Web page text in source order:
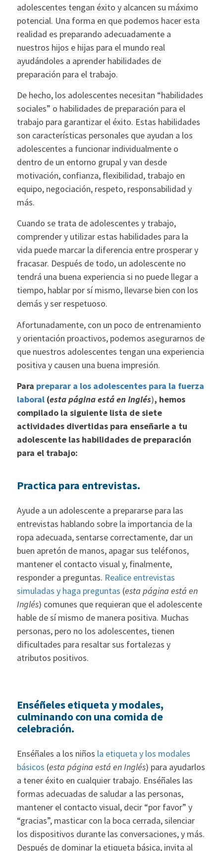
adolescentes tengan éxito y alcancen su máximo
potencial. Una forma en que podemos hacer esta
realidad es preparando adecuadamente a
nuestros hijos e hijas para el mundo real
ayudándoles a aprender habilidades de
preparación para el trabajo.
De hecho, los adolescentes necesitan “habilidades
sociales” o habilidades de preparación para el
trabajo para garantizar el éxito. Estas habilidades
son características personales que ayudan a los
adolescentes a funcionar individualmente o
dentro de un entorno grupal y van desde
motivación, confianza, flexibilidad, trabajo en
equipo, negociación, respeto, responsabilidad y
más.
Cuando se trata de adolescentes y trabajo,
comprender y utilizar estas habilidades para la
vida puede marcar la diferencia entre prosperar y
fracasar. Después de todo, un adolescente no
tendrá una buena experiencia si no puede llegar a
tiempo, hablar por sí mismo, llevarse bien con los
demás y ser respetuoso.
Afortunadamente, con un poco de entrenamiento
y orientación proactivos, podemos asegurarnos de
que nuestros adolescentes tengan una experiencia
positiva y causen una buena impresión.
Para preparar a los adolescentes para la fuerza
laboral(esta página está en Inglés), hemos
compilado la siguiente lista de siete
actividades divertidas para enseñarle a tu
adolescente las habilidades de preparación
para el trabajo:
Practica para entrevistas.
Ayude a un adolescente a prepararse para las
entrevistas hablando sobre la importancia de la
ropa adecuada, sentarse correctamente, dar un
buen apretón de manos, apagar sus teléfonos,
mantener el contacto visual y, finalmente,
responder a preguntas. Realice entrevistas
simuladas y haga preguntas (esta página está en
Inglés) comunes que requieran que el adolescente
hable de sí mismo de manera positiva. Muchas
personas, pero no los adolescentes, tienen
dificultades para resaltar sus fortalezas y
atributos positivos.
Enséñeles etiqueta y modales,
culminando con una comida de
celebración.
Enséñales a los niños la etiqueta y los modales
básicos (esta página está en Inglés) para ayudarlos
a tener éxito en cualquier trabajo. Enséñales las
formas adecuadas de saludar a las personas,
mantener el contacto visual, decir “por favor” y
“gracias”, masticar con la boca cerrada, silenciar
los dispositivos durante las conversaciones, y más.
Después de dominar la etiqueta básica, invita al